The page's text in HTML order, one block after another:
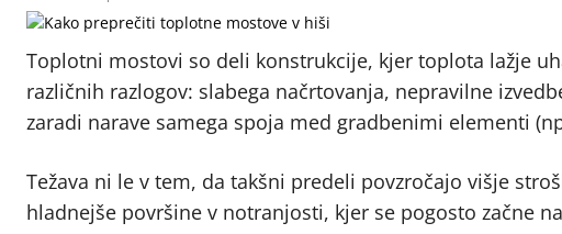
Toplotni mostovi so deli konstrukcije, kjer toplota lažje
različnih razlogov: slabega načrtovanja, nepravilne
zaradi narave samega spoja med gradbenimi elementi
Težava ni le v tem, da takšni predeli povzročajo višje
hladnejše površine v notranjosti, kjer se pogosto začne